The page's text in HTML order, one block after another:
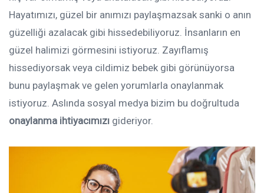
Hayatımızı, güzel bir anımızı paylaşmazsak sanki o anın
güzelliği azalacak gibi hissedebiliyoruz. İnsanların en
güzel halimizi görmesini istiyoruz. Zayıflamış
hissediyorsak veya cildimiz bebek gibi görünüyorsa
bunu paylaşmak ve gelen yorumlarla onaylanmak
istiyoruz. Aslında sosyal medya bizim bu doğrultuda
onaylanma ihtiyacımızı gideriyor.